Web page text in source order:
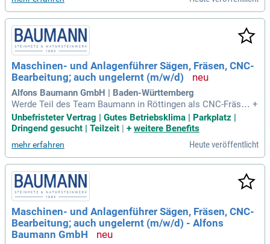
Maschinen- und Anlagenführer Sägen, Fräsen, CNC-
Bearbeitung; auch ungelernt (m/w/d)
Alfons Baumann GmbH | Baden-Württemberg
Werde Teil des Team Baumann in Röttingen als CNC-Fräser
m/w/d! Wir suchen engagierte Mitarbeiter für unsere hochm
odernen Maschinen in Vollzeit oder Teilzeit – ab sofort und
handwerkliche Präzision und höchste Qualität im Naturstein
bereich. Bei uns verwirklichst du außergewöhnliche Projekt
e, die Individualität und Handwerkskunst vereinen. Deine Ide
en und dein Einsatz haben einen spürbaren Einfluss auf uns
ere einzigartigen Werke. Wenn du ein Umfeld suchst, in dem
Leidenschaft und Verantwortungsbewusstsein geschätzt we
rden, dann freue dich auf eine Zusammenarbeit mit uns!
+
Unbefristeter Vertrag | Gutes Betriebsklima | Parkplatz |
Dringend gesucht | Teilzeit
+ weitere Benefits
mehr erfahren Heute veröffentlicht
Maschinen- und Anlagenführer Sägen, Fräsen, CNC-
Bearbeitung; auch ungelernt (m/w/d) - Alfons
Baumann GmbH